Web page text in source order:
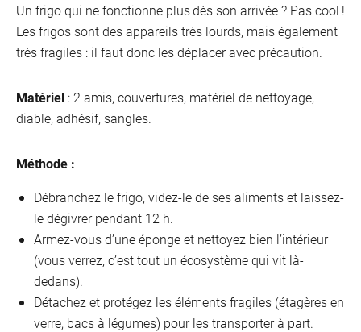
Un frigo qui ne fonctionne plus dès son arrivée ? Pas cool !
Les frigos sont des appareils très lourds, mais également
très fragiles : il faut donc les déplacer avec précaution.
Matériel : 2 amis, couvertures, matériel de nettoyage,
diable, adhésif, sangles.
Méthode :
Débranchez le frigo, videz-le de ses aliments et laissez-
le dégivrer pendant 12 h.
Armez-vous d’une éponge et nettoyez bien l’intérieur
(vous verrez, c’est tout un écosystème qui vit là-
dedans).
Détachez et protégez les éléments fragiles (étagères en
verre, bacs à légumes) pour les transporter à part.